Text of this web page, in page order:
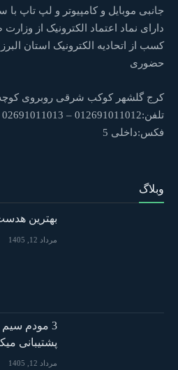
دارای نماد اعتماد الکترونیک از
کسب از اتحادیه الکترونیک استان البرز
حضوری
کرج گلشهر کوکب شرقی روبروی کوچه
تلفن:012691011012 – 02691011013
فکس:داخلی 5
وبلاگ
بهترین
مرداد 12, 1405
پشتیبانی
مرداد 12, 1405